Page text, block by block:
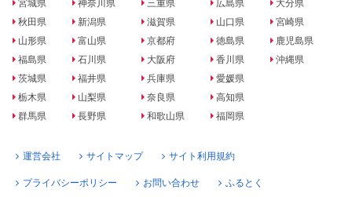
宮城県
秋田県
山形県
福島県
茨城県
栃木県
群馬県
神奈川県
新潟県
富山県
石川県
福井県
山梨県
長野県
三重県
滋賀県
京都府
大阪府
兵庫県
奈良県
和歌山県
広島県
山口県
徳島県
香川県
愛媛県
高知県
福岡県
大分県
宮崎県
鹿児島県
沖縄県
運営会社 サイトマップ サイト利用規約
プライバシーポリシー お問い合わせ ふるとく